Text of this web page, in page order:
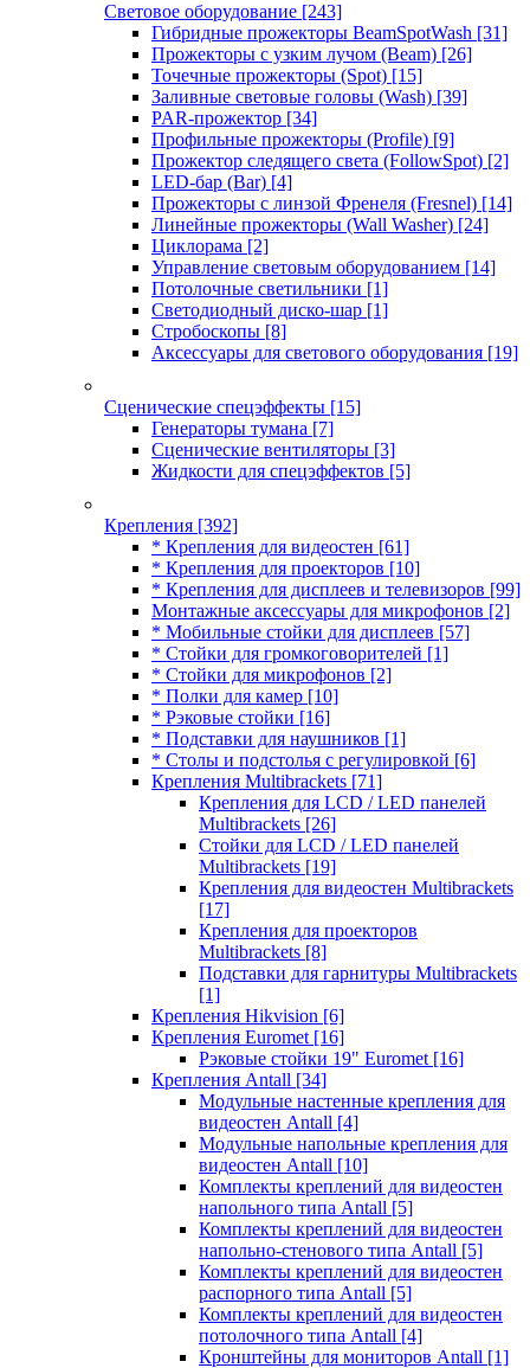
Световое оборудование [243]
Гибридные прожекторы BeamSpotWash [31]
Прожекторы с узким лучом (Beam) [26]
Точечные прожекторы (Spot) [15]
Заливные световые головы (Wash) [39]
PAR-прожектор [34]
Профильные прожекторы (Profile) [9]
Прожектор следящего света (FollowSpot) [2]
LED-бар (Bar) [4]
Прожекторы с линзой Френеля (Fresnel) [14]
Линейные прожекторы (Wall Washer) [24]
Циклорама [2]
Управление световым оборудованием [14]
Потолочные светильники [1]
Светодиодный диско-шар [1]
Стробоскопы [8]
Аксессуары для светового оборудования [19]
Сценические спецэффекты [15]
Генераторы тумана [7]
Сценические вентиляторы [3]
Жидкости для спецэффектов [5]
Крепления [392]
* Крепления для видеостен [61]
* Крепления для проекторов [10]
* Крепления для дисплеев и телевизоров [99]
Монтажные аксессуары для микрофонов [2]
* Мобильные стойки для дисплеев [57]
* Стойки для громкоговорителей [1]
* Стойки для микрофонов [2]
* Полки для камер [10]
* Рэковые стойки [16]
* Подставки для наушников [1]
* Столы и подстолья с регулировкой [6]
Крепления Multibrackets [71]
Крепления для LCD / LED панелей
Multibrackets [26]
Стойки для LCD / LED панелей
Multibrackets [19]
Крепления для видеостен Multibrackets
[17]
Крепления для проекторов
Multibrackets [8]
Подставки для гарнитуры Multibrackets
[1]
Крепления Hikvision [6]
Крепления Euromet [16]
Рэковые стойки 19" Euromet [16]
Крепления Antall [34]
Модульные настенные крепления для
видеостен Antall [4]
Модульные напольные крепления для
видеостен Antall [10]
Комплекты креплений для видеостен
напольного типа Antall [5]
Комплекты креплений для видеостен
напольно-стенового типа Antall [5]
Комплекты креплений для видеостен
распорного типа Antall [5]
Комплекты креплений для видеостен
потолочного типа Antall [4]
Кронштейны для мониторов Antall [1]